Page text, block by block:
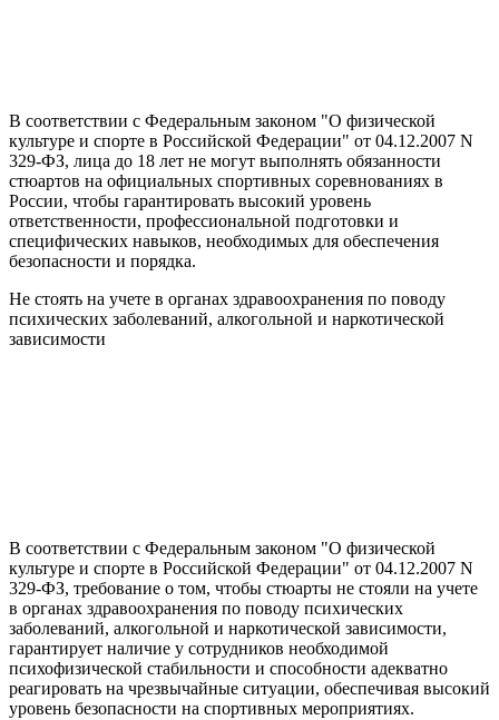
В соответствии с Федеральным законом "О физической
культуре и спорте в Российской Федерации" от 04.12.2007 N
329-ФЗ, лица до 18 лет не могут выполнять обязанности
стюартов на официальных спортивных соревнованиях в
России, чтобы гарантировать высокий уровень
ответственности, профессиональной подготовки и
специфических навыков, необходимых для обеспечения
безопасности и порядка.
Не стоять на учете в органах здравоохранения по поводу
психических заболеваний, алкогольной и наркотической
зависимости
В соответствии с Федеральным законом "О физической
культуре и спорте в Российской Федерации" от 04.12.2007 N
329-ФЗ, требование о том, чтобы стюарты не стояли на учете
в органах здравоохранения по поводу психических
заболеваний, алкогольной и наркотической зависимости,
гарантирует наличие у сотрудников необходимой
психофизической стабильности и способности адекватно
реагировать на чрезвычайные ситуации, обеспечивая высокий
уровень безопасности на спортивных мероприятиях.